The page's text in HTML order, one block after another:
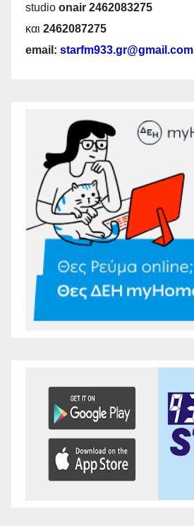
studio onair 2462083275
και 2462087275
email: starfm933.gr@gmail.com